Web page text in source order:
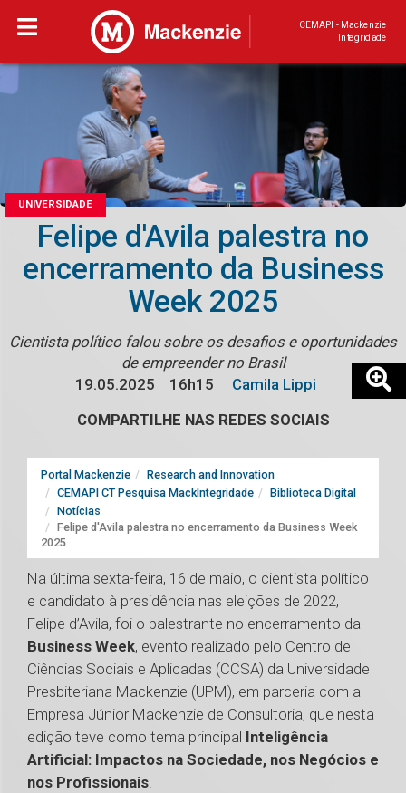
CEMAPI - Mackenzie
Integridade
UNIVERSIDADE
Felipe d'Avila palestra no
encerramento da Business
Week 2025
Cientista político falou sobre os desafios e oportunidades
de empreender no Brasil
19.05.2025
16h15
Camila Lippi
COMPARTILHE NAS REDES SOCIAIS
Portal Mackenzie
Research and Innovation
CEMAPI CT Pesquisa MackIntegridade
Biblioteca Digital
Notícias
Felipe d'Avila palestra no encerramento da Business Week
2025
Na última sexta-feira, 16 de maio, o cientista político
e candidato à presidência nas eleições de 2022,
Felipe d’Avila, foi o palestrante no encerramento da
Business Week, evento realizado pelo Centro de
Ciências Sociais e Aplicadas (CCSA) da Universidade
Presbiteriana Mackenzie (UPM), em parceria com a
Empresa Júnior Mackenzie de Consultoria, que nesta
edição teve como tema principal Inteligência
Artificial: Impactos na Sociedade, nos Negócios e
nos Profissionais.